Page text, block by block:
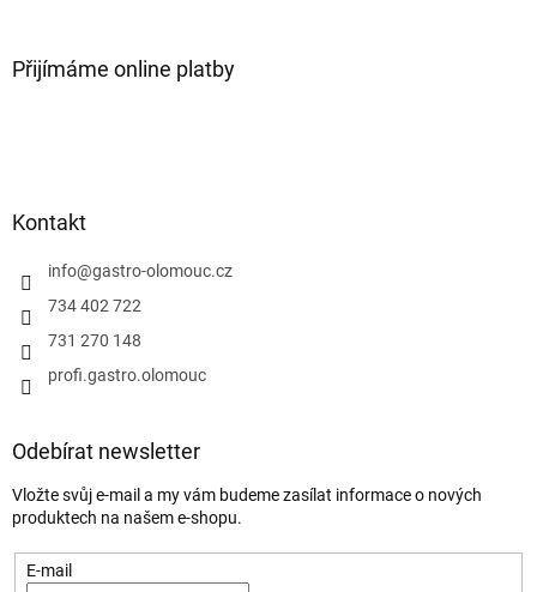
Přijímáme online platby
Kontakt
info@gastro-olomouc.cz
734 402 722
731 270 148
profi.gastro.olomouc
Odebírat newsletter
Vložte svůj e-mail a my vám budeme zasílat informace o nových
produktech na našem e-shopu.
E-mail